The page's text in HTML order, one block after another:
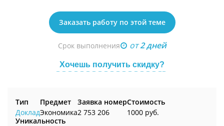
Заказать работу по этой теме
Срок выполнения от2 дней
Хочешь получить скидку?
Тип
Доклад
Предмет
Экономика
Заявка номер
2 753 206
Стоимость
1000 руб.
Уникальность